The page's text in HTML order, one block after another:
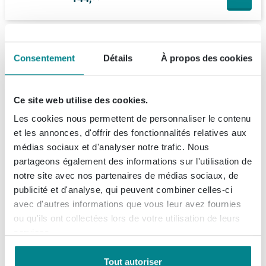
Consentement Détails À propos des cookies
Ce site web utilise des cookies.
Les cookies nous permettent de personnaliser le contenu
et les annonces, d'offrir des fonctionnalités relatives aux
médias sociaux et d'analyser notre trafic. Nous
partageons également des informations sur l'utilisation de
notre site avec nos partenaires de médias sociaux, de
publicité et d'analyse, qui peuvent combiner celles-ci
avec d'autres informations que vous leur avez fournies
ou qu'ils ont collectées lors de votre utilisation de leurs
Tout autoriser
Ce que nos clients achètent avec ce produit
Ideal Standard Connect cache-
siphon pour lavabo 55 60cm
158,09
Prix par set 158,09
Ajouter set au panier d'achat